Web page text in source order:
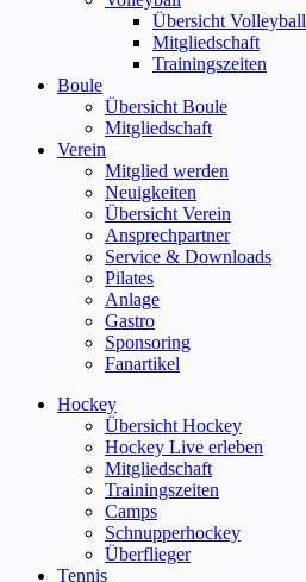
Übersicht Volleyball
Mitgliedschaft
Trainingszeiten
Boule
Übersicht Boule
Mitgliedschaft
Verein
Mitglied werden
Neuigkeiten
Übersicht Verein
Ansprechpartner
Service & Downloads
Pilates
Anlage
Gastro
Sponsoring
Fanartikel
Hockey
Übersicht Hockey
Hockey Live erleben
Mitgliedschaft
Trainingszeiten
Camps
Schnupperhockey
Überflieger
Tennis